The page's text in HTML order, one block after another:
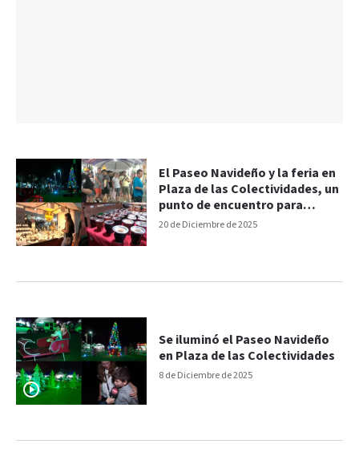
20 de Diciembre de 2025
El Paseo Navideño y la feria en
Plaza de las Colectividades, un
punto de encuentro para
familias en Paraná
8 de Diciembre de 2025
Se iluminó el Paseo Navideño
en Plaza de las Colectividades